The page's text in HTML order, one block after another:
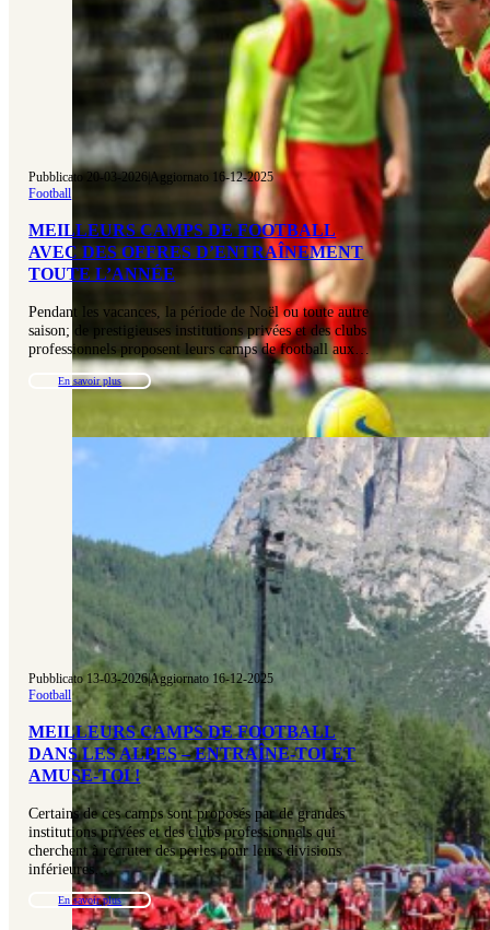
Pubblicato 20-03-2026|Aggiornato 16-12-2025
Football
MEILLEURS CAMPS DE FOOTBALL
AVEC DES OFFRES D’ENTRAÎNEMENT
TOUTE L’ANNÉE
Pendant les vacances, la période de Noël ou toute autre
saison; de prestigieuses institutions privées et des clubs
professionnels proposent leurs camps de football aux…
En savoir plus
Pubblicato 13-03-2026|Aggiornato 16-12-2025
Football
MEILLEURS CAMPS DE FOOTBALL
DANS LES ALPES – ENTRAÎNE-TOI ET
AMUSE-TOI !
Certains de ces camps sont proposés par de grandes
institutions privées et des clubs professionnels qui
cherchent à recruter des perles pour leurs divisions
inférieures…
En savoir plus